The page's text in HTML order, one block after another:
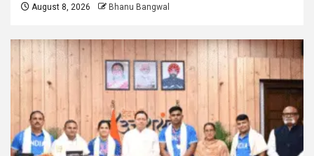
August 8, 2026 Bhanu Bangwal